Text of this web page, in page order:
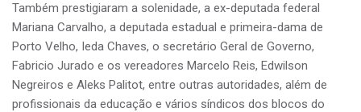
Também prestigiaram a solenidade, a ex-deputada federal
Mariana Carvalho, a deputada estadual e primeira-dama de
Porto Velho, Ieda Chaves, o secretário Geral de Governo,
Fabricio Jurado e os vereadores Marcelo Reis, Edwilson
Negreiros e Aleks Palitot, entre outras autoridades, além de
profissionais da educação e vários síndicos dos blocos do